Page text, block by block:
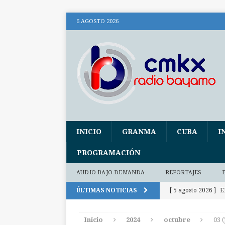
6 AGOSTO 2026
INICIO GRANMA CUBA
PROGRAMACIÓN
AUDIO BAJO DEMANDA REPORTAJES
ÚLTIMAS NOTICIAS [ 5 agosto 2026 ]
Inicio 2024 octubre 03